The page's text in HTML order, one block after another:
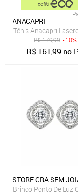
ANACAPRI
Tênis Anacapri
R$179,99 - 10%
R$ 161,99 no
STORE ORA
Brinco Ponto De Luz